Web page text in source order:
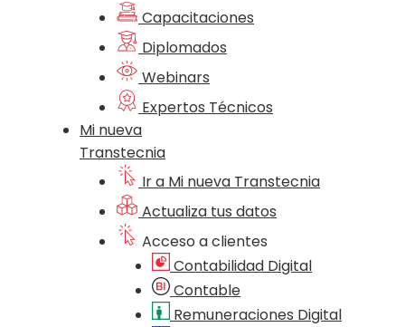
Capacitaciones
Diplomados
Webinars
Expertos Técnicos
Mi nueva
Transtecnia
Ir a Mi nueva Transtecnia
Actualiza tus datos
Acceso a clientes
Contabilidad Digital
Contable
Remuneraciones Digital